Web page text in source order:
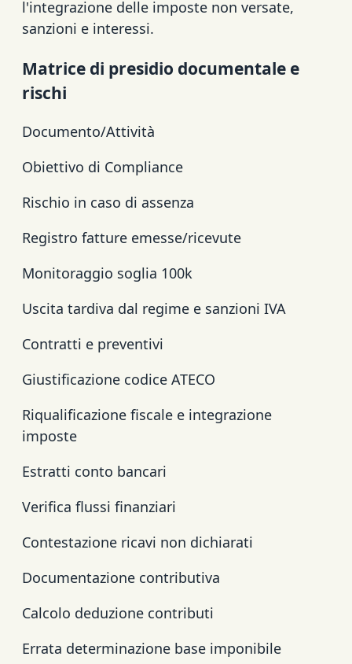
l'integrazione delle imposte non versate,
sanzioni e interessi.
Matrice di presidio documentale e
rischi
Documento/Attività
Obiettivo di Compliance
Rischio in caso di assenza
Registro fatture emesse/ricevute
Monitoraggio soglia 100k
Uscita tardiva dal regime e sanzioni IVA
Contratti e preventivi
Giustificazione codice ATECO
Riqualificazione fiscale e integrazione
imposte
Estratti conto bancari
Verifica flussi finanziari
Contestazione ricavi non dichiarati
Documentazione contributiva
Calcolo deduzione contributi
Errata determinazione base imponibile